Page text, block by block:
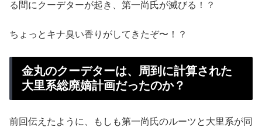
る間にクーデターが起き、第一尚氏が滅びる！？
ちょっとキナ臭い香りがしてきたぞ〜！？
金丸のクーデターは、周到に計算された
大里系総廃嫡計画だったのか？
前回伝えたように、もしも第一尚氏のルーツと大里系が同